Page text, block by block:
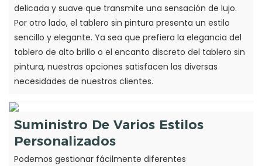
delicada y suave que transmite una sensación de lujo.
Por otro lado, el tablero sin pintura presenta un estilo
sencillo y elegante. Ya sea que prefiera la elegancia del
tablero de alto brillo o el encanto discreto del tablero sin
pintura, nuestras opciones satisfacen las diversas
necesidades de nuestros clientes.
Suministro De Varios Estilos
Personalizados
Podemos gestionar fácilmente diferentes